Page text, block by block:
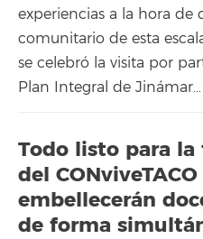
experiencias a la hora de
comunitario de esta
se celebró la visita por
Plan Integral de Jinámar…
Todo listo para
del
embellecerán
de forma